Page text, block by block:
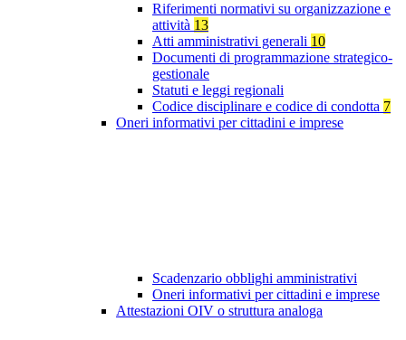
Riferimenti normativi su organizzazione e
attività 13
Atti amministrativi generali 10
Documenti di programmazione strategico-
gestionale
Statuti e leggi regionali
Codice disciplinare e codice di condotta 7
Oneri informativi per cittadini e imprese
Scadenzario obblighi amministrativi
Oneri informativi per cittadini e imprese
Attestazioni OIV o struttura analoga